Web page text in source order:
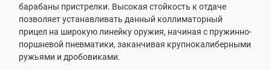
барабаны пристрелки. Высокая стойкость к отдаче
позволяет устанавливать данный коллиматорный
прицел на широкую линейку оружия, начиная с пружинно-
поршневой пневматики, заканчивая крупнокалиберными
ружьями и дробовиками.